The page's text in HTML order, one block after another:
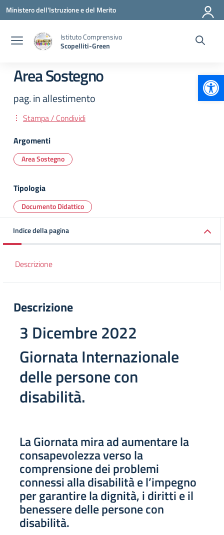
Vai ai contenuti
Vai al menu di navigazione
Vai al footer
Ministero dell'Istruzione e del Merito
Istituto Comprensivo
Scopelliti-Green
Area Sostegno
pag. in allestimento
Stampa / Condividi
Argomenti
Area Sostegno
Tipologia
Documento Didattico
Indice della pagina
Descrizione
Descrizione
3 Dicembre 2022
Giornata Internazionale
delle persone con
disabilità.
La Giornata mira ad aumentare la
consapevolezza verso la
comprensione dei problemi
connessi alla disabilità e l’impegno
per garantire la dignità, i diritti e il
benessere delle persone con
disabilità.